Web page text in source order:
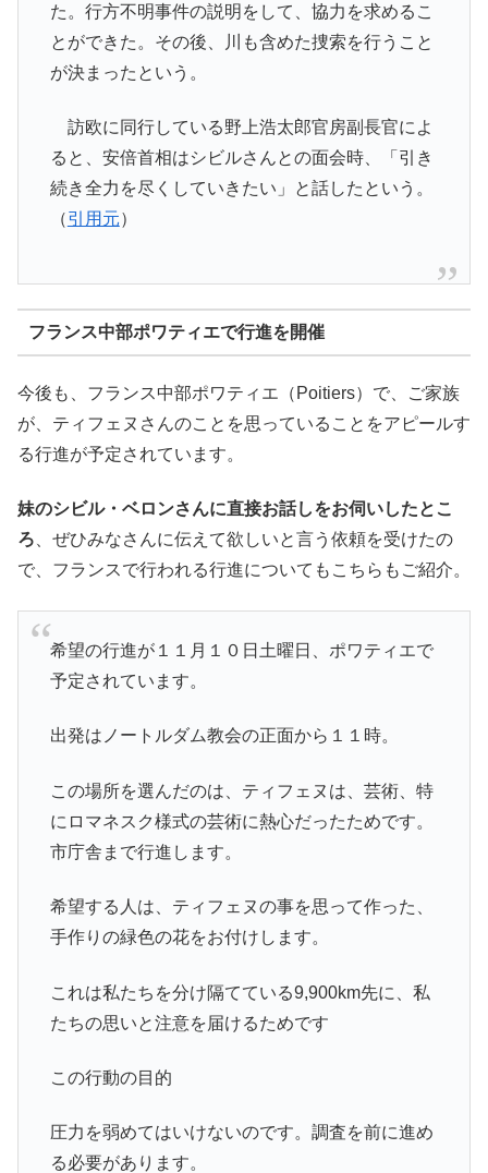
た。行方不明事件の説明をして、協力を求めるこ
とができた。その後、川も含めた捜索を行うこと
が決まったという。
訪欧に同行している野上浩太郎官房副長官によ
ると、安倍首相はシビルさんとの面会時、「引き
続き全力を尽くしていきたい」と話したという。
（引用元）
フランス中部ポワティエで行進を開催
今後も、フランス中部ポワティエ（Poitiers）で、ご家族
が、ティフェヌさんのことを思っていることをアピールす
る行進が予定されています。
妹のシビル・ベロンさんに直接お話しをお伺いしたとこ
ろ 、ぜひみなさんに伝えて欲しいと言う依頼を受けたの
で、フランスで行われる行進についてもこちらもご紹介。
希望の行進が１１月１０日土曜日、ポワティエで
予定されています。
出発はノートルダム教会の正面から１１時。
この場所を選んだのは、ティフェヌは、芸術、特
にロマネスク様式の芸術に熱心だったためです。
市庁舎まで行進します。
希望する人は、ティフェヌの事を思って作った、
手作りの緑色の花をお付けします。
これは私たちを分け隔てている9,900km先に、私
たちの思いと注意を届けるためです
この行動の目的
圧力を弱めてはいけないのです。調査を前に進め
る必要があります。